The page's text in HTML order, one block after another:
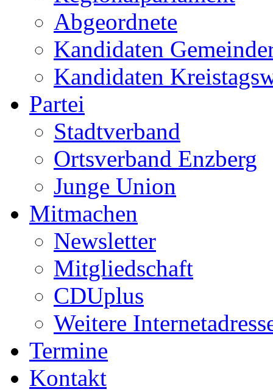
Abgeordnete
Kandidaten
Kandidaten
Partei
Stadtverband
Ortsverband Enzberg
Junge Union
Mitmachen
Newsletter
Mitgliedschaft
CDUplus
Weitere
Termine
Kontakt